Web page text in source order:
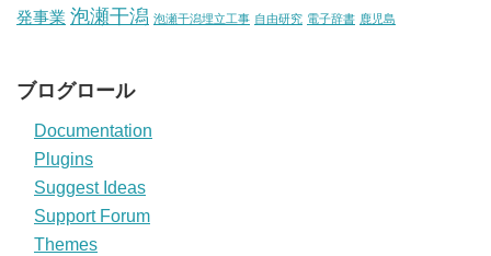
発事業 泡瀬干潟 泡瀬干潟埋立工事 自由研究 電子辞書 鹿児島
ブログロール
Documentation
Plugins
Suggest Ideas
Support Forum
Themes